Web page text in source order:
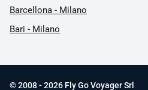
Barcellona - Milano
Bari - Milano
© 2008 - 2026 Fly Go Voyager Srl